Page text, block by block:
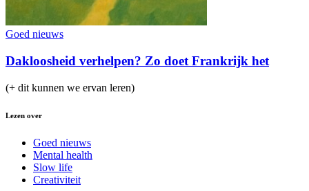
Goed nieuws
Dakloosheid verhelpen? Zo doet Frankrijk het
(+ dit kunnen we ervan leren)
Lezen over
Goed nieuws
Mental health
Slow life
Creativiteit